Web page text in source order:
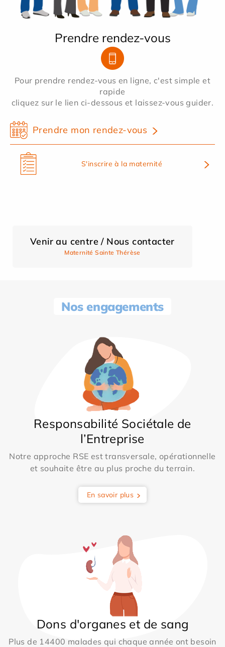
Prendre rendez-vous
Pour prendre rendez-vous en ligne, c'est simple et
rapide
cliquez sur le lien ci-dessous et laissez-vous guider.
Prendre mon rendez-vous
S'inscrire à la maternité
Venir au centre / Nous contacter
Maternité Sainte Thérèse
Nos engagements
Responsabilité Sociétale de
l’Entreprise
Notre approche RSE est transversale, opérationnelle
et souhaite être au plus proche du terrain.
En savoir plus
Dons d'organes et de sang
Plus de 14400 malades qui chaque année ont besoin